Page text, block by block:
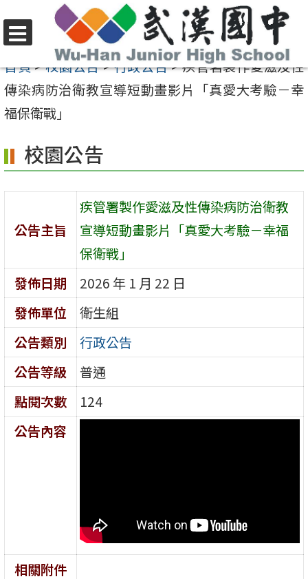
至
要
內
區
選
單
首頁>校園公告>行政公告>疾管署製作愛滋及性
傳染病防治衛教宣導短動畫影片「真愛大考驗－幸
福保衛戰」
校園公告
公告主旨
疾管署製作愛滋及性傳染病防治衛教
宣導短動畫影片「真愛大考驗－幸福
保衛戰」
發佈日期
2026 年 1 月 22 日
發佈單位
衛生組
公告類別
行政公告
公告等級
普通
點閱次數
124
公告內容
相關附件